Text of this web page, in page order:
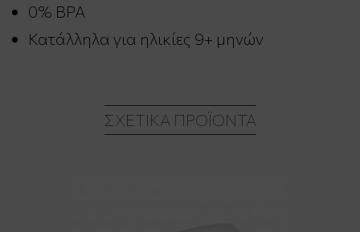
0% BPA
Κατάλληλα για ηλικίες 9+ μηνών
ΣΧΕΤΙΚΆ ΠΡΟΪΌΝΤΑ